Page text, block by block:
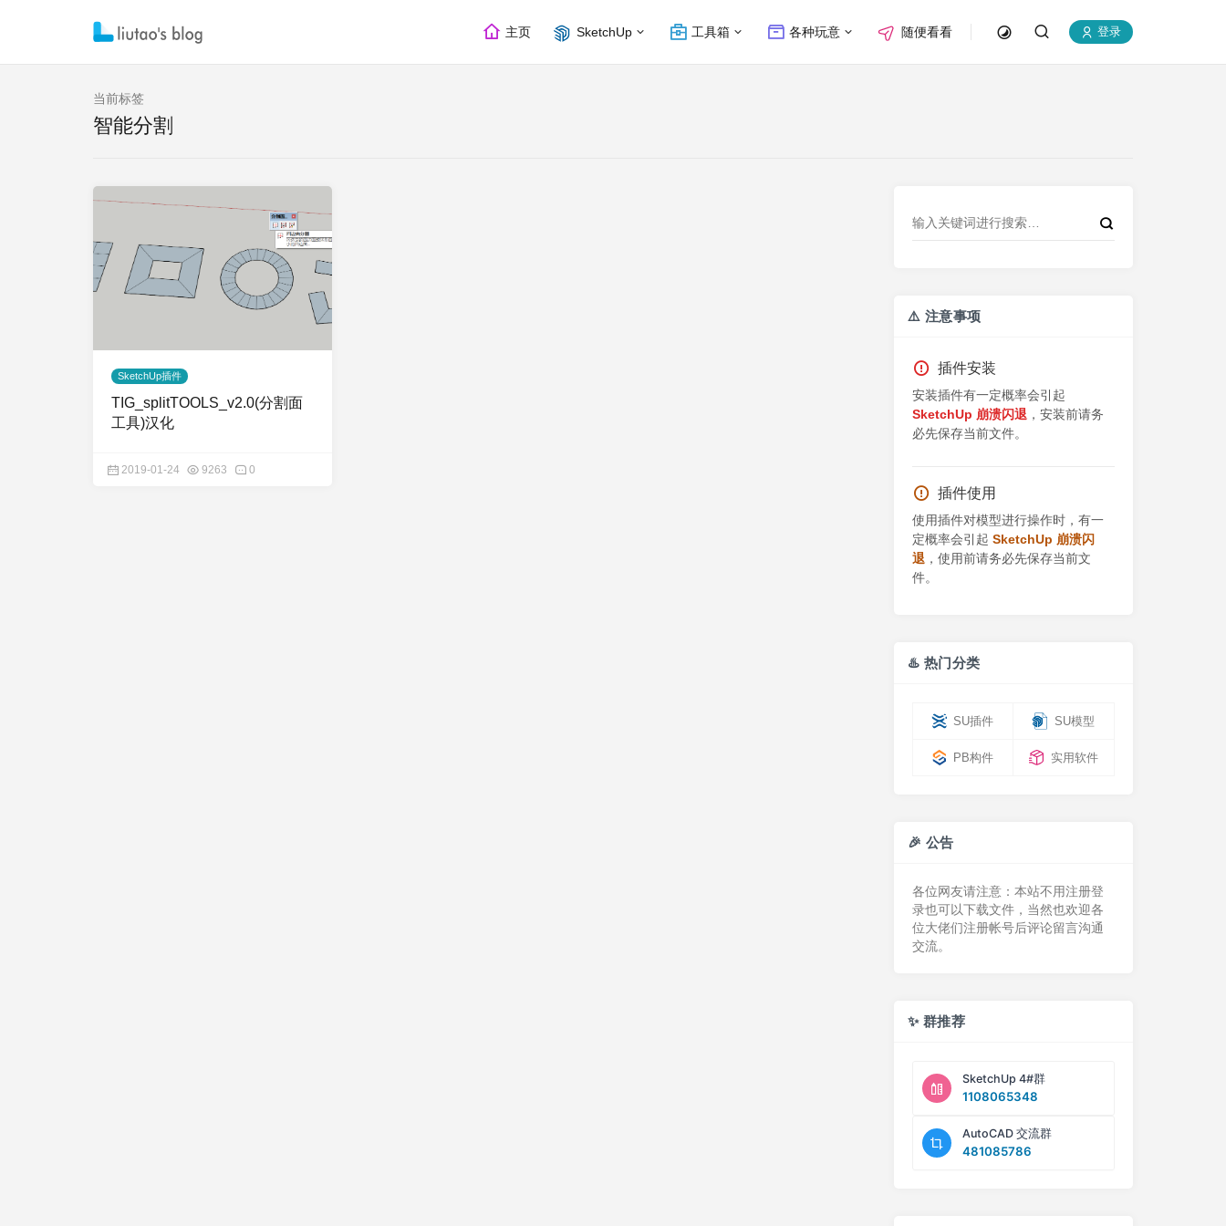
主页 SketchUp 工具箱 各种玩意 随便看看 登录
当前标签
智能分割
SketchUp插件
TIG_splitTOOLS_v2.0(分割面
工具)汉化
2019-01-24 9263 0
⚠️ 注意事项
插件安装
安装插件有一定概率会引起
SketchUp 崩溃闪退 ，安装前请务
必先保存当前文件。
插件使用
使用插件对模型进行操作时，有一
定概率会引起 SketchUp 崩溃闪
退 ，使用前请务必先保存当前文
件。
♨️ 热门分类
SU插件 SU模型
PB构件 实用软件
🎉 公告
各位网友请注意：本站不用注册登
录也可以下载文件，当然也欢迎各
位大佬们注册帐号后评论留言沟通
交流。
✨ 群推荐
SketchUp 4#群
1108065348
AutoCAD 交流群
481085786